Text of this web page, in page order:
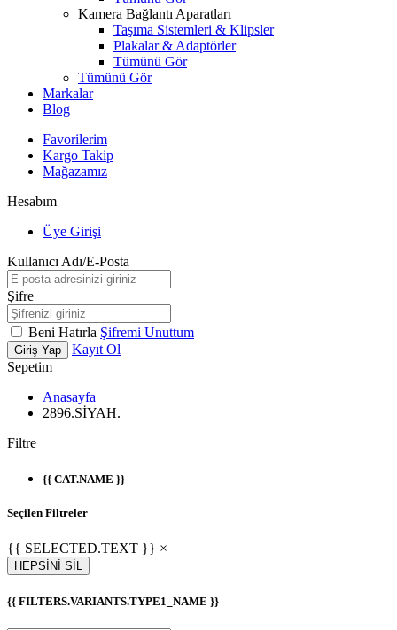
Kamera Bağlantı Aparatları
Taşıma Sistemleri & Klipsler
Plakalar & Adaptörler
Tümünü Gör
Tümünü Gör
Markalar
Blog
Favorilerim
Kargo Takip
Mağazamız
Hesabım
Üye Girişi
Kullanıcı Adı/E-Posta
Şifre
Beni Hatırla Şifremi Unuttum
Giriş Yap
Kayıt Ol
Sepetim
Anasayfa
2896.SİYAH.
Filtre
{{ CAT.NAME }}
Seçilen Filtreler
{{ SELECTED.TEXT }} ×
HEPSİNİ SİL
{{ FILTERS.VARIANTS.TYPE1_NAME }}